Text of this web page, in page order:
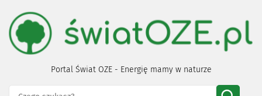
Portal Świat OZE - Energię mamy w naturze